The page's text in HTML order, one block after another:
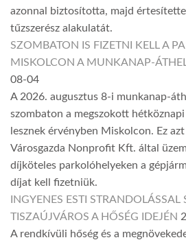
azonnal biztosította, majd
tűzszerész alakulatát.
SZOMBATON IS FIZETNI KELL A
MISKOLCON A MUNKANAP-
08-04
A 2026. augusztus 8-i munkanap-
szombaton a megszokott
lesznek érvényben Miskolcon. Ez
Városgazda Nonprofit Kft. által
díjköteles parkolóhelyeken a
díjat kell fizetniük.
INGYENES ESTI
TISZAÚJVÁROS A HŐSÉG IDEJÉN
A rendkívüli hőség és a